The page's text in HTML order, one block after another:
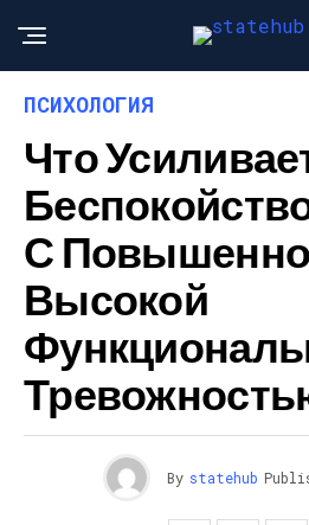
ПСИХОЛОГИЯ
Что
С
Высокой
By statehub